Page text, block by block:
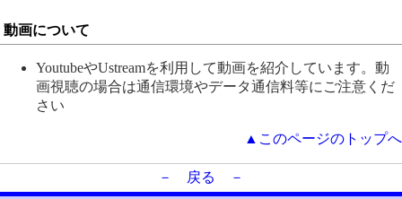
動画について
YoutubeやUstreamを利用して動画を紹介しています。動
画視聴の場合は通信環境やデータ通信料等にご注意くだ
さい
▲このページのトップへ
－ 戻る －